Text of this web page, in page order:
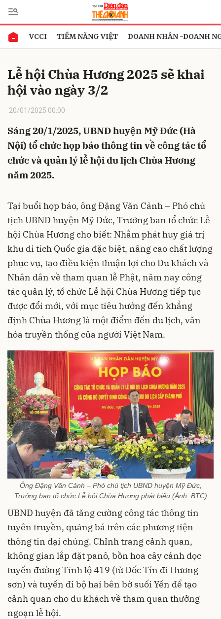
VCCI TIỀM NĂNG VIỆT DOANH NHÂN -DOANH
Lễ hội Chùa Hương 2025 sẽ khai
hội vào ngày 3/2
20/01/2025 00:00
Sáng 20/1/2025, UBND huyện Mỹ Đức (Hà
Nội) tổ chức họp báo thông tin về công tác tổ
chức và quản lý lễ hội du lịch Chùa Hương
năm 2025.
Tại buổi họp báo, ông Đặng Văn Cảnh – Phó chủ
tịch UBND huyện Mỹ Đức, Trưởng ban tổ chức Lễ
hội Chùa Hương cho biết: Nhằm phát huy giá trị
khu di tích Quốc gia đặc biệt, nâng cao chất lượng
phục vụ, tạo điều kiện thuận lợi cho Du khách và
Nhân dân về tham quan lễ Phật, năm nay công
tác quản lý, tổ chức Lễ hội Chùa Hương tiếp tục
được đổi mới, với mục tiêu hướng đến khẳng
định Chùa Hương là một điểm đến du lịch, văn
hóa truyền thống của người Việt Nam.
Ông Đặng Văn Cảnh – Phó chủ tịch UBND huyện Mỹ Đức,
Trưởng ban tổ chức Lễ hội Chùa Hương phát biểu (Ảnh: BTC)
UBND huyện đã tăng cường công tác thông tin
tuyên truyền, quảng bá trên các phương tiện
thông tin đại chúng. Chỉnh trang cảnh quan,
không gian lắp đặt panô, bồn hoa cây cảnh dọc
tuyến đường Tỉnh lộ 419 (từ Đốc Tín đi Hương
sơn) và tuyến đi bộ hai bên bờ suối Yến để tạo
cảnh quan cho du khách về tham quan thưởng
ngoạn lễ hội.
Gửi bình luận
Hủy Gửi